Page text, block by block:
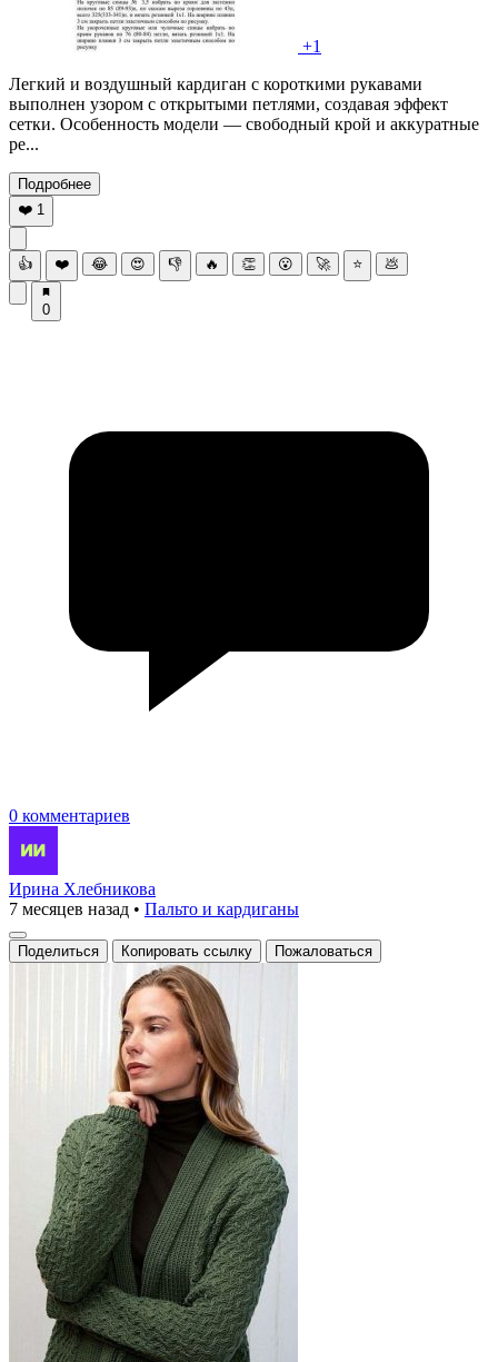
+1
Легкий и воздушный кардиган с короткими рукавами
выполнен узором с открытыми петлями, создавая эффект
сетки. Особенность модели — свободный крой и аккуратные
ре...
Подробнее
❤️ 1
👍 ❤️ 😂 😍 👎 🔥 👏 😮 🚀 ⭐ 💩
0
0 комментариев
Ирина Хлебникова
7 месяцев назад • Пальто и кардиганы
Поделиться Копировать ссылку Пожаловаться